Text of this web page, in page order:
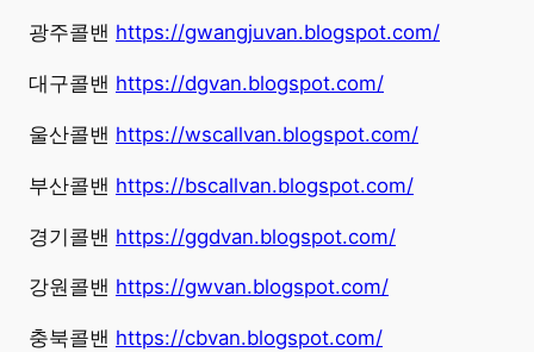
광주콜밴 https://gwangjuvan.blogspot.com/
대구콜밴 https://dgvan.blogspot.com/
울산콜밴 https://wscallvan.blogspot.com/
부산콜밴 https://bscallvan.blogspot.com/
경기콜밴 https://ggdvan.blogspot.com/
강원콜밴 https://gwvan.blogspot.com/
충북콜밴 https://cbvan.blogspot.com/